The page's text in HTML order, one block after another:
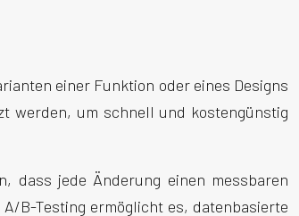
einer Funktion oder eines Designs
werden, um schnell und kostengünstig
dass jede Änderung einen messbaren
B-Testing ermöglicht es, datenbasierte